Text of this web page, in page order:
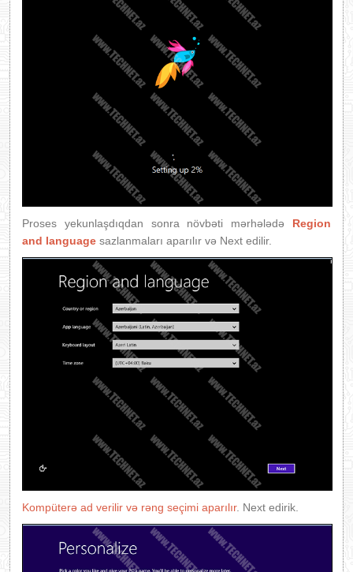
Proses yekunlaşdıqdan sonra növbəti mərhələdə Region
and language sazlanmaları aparılır və Next edilir.
Kompüterə ad verilir və rəng seçimi aparılır. Next edirik.